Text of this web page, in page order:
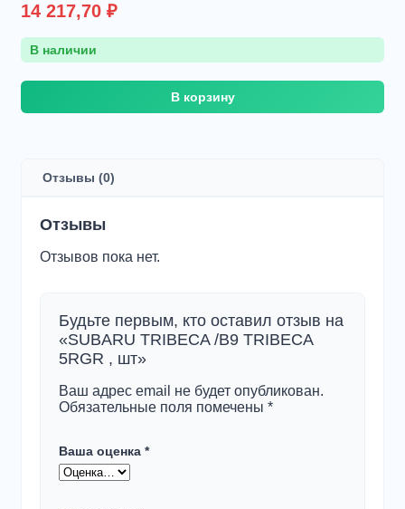
14 217,70 ₽
В наличии
Количество
5RGR
В корзину
Отзывы (0)
Отзывы
Отзывов пока нет.
Будьте первым, кто оставил отзыв на
«SUBARU TRIBECA /B9 TRIBECA
5RGR , шт»
Ваш адрес email не будет опубликован.
Обязательные поля помечены *
Ваша оценка *